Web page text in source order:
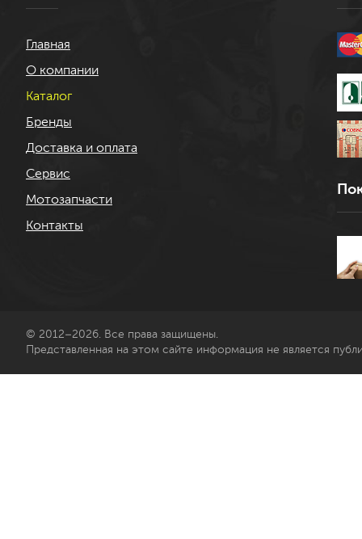
Главная
О компании
Каталог
Бренды
Доставка и оплата
Сервис
Мотозапчасти
Контакты
© 2012–2026. Все права защищены.
Представленная на этом сайте информация не является